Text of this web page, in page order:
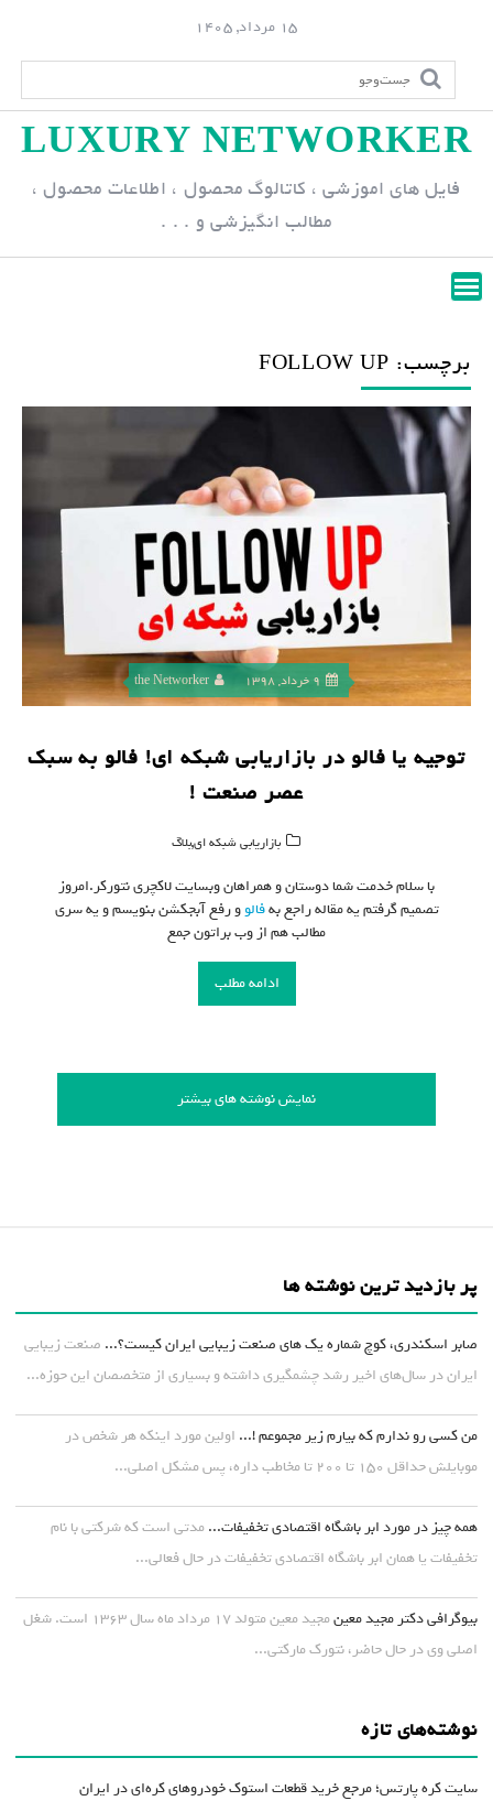
p
n
15 مرداد, 1405
LUXURY NETWORKER
فایل های اموزشی ، کاتالوگ محصول ، اطلاعات محصول ،
مطالب انگیزشی و . . .
برچسب: FOLLOW UP
9 خرداد, 1398 the Networker
توجیه یا فالو در بازاریابی شبکه ای! فالو به سبک
عصر صنعت !
بازاریابی شبکه ای,بلاگ
با سلام خدمت شما دوستان و همراهان وبسایت لاکچری نتورکر.امروز
تصمیم گرفتم یه مقاله راجع بهفالوو رفع آبجکشن بنویسم و یه سری
مطالب هم از وب براتون جمع
ادامه مطلب
نمایش نوشته های بیشتر
پر بازدید ترین نوشته ها
صابر اسکندری، کوچ شماره یک های صنعت زیبایی ایران کیست؟... صنعت زیبایی
ایران در سال‌های اخیر رشد چشمگیری داشته و بسیاری از متخصصان این حوزه...
من کسی رو ندارم که بیارم زیر مجموعم !... اولین مورد اینکه هر شخص در
موبایلش حداقل ۱۵۰ تا ۲۰۰ تا مخاطب داره، پس مشکل اصلی...
همه چیز در مورد ابر باشگاه اقتصادی تخفیفات... مدتی است که شرکتی با نام
تخفیفات یا همان ابر باشگاه اقتصادی تخفیفات در حال فعالی...
بیوگرافی دکتر مجید معین
مجید معین متولد ۱۷ مرداد ماه سال ۱۳۶۳ است. شغل
اصلی وی در حال حاضر، نتورک مارکتی...
نوشته‌های تازه
سایت کره پارتس؛ مرجع خرید قطعات استوک خودروهای کره‌ای در ایران